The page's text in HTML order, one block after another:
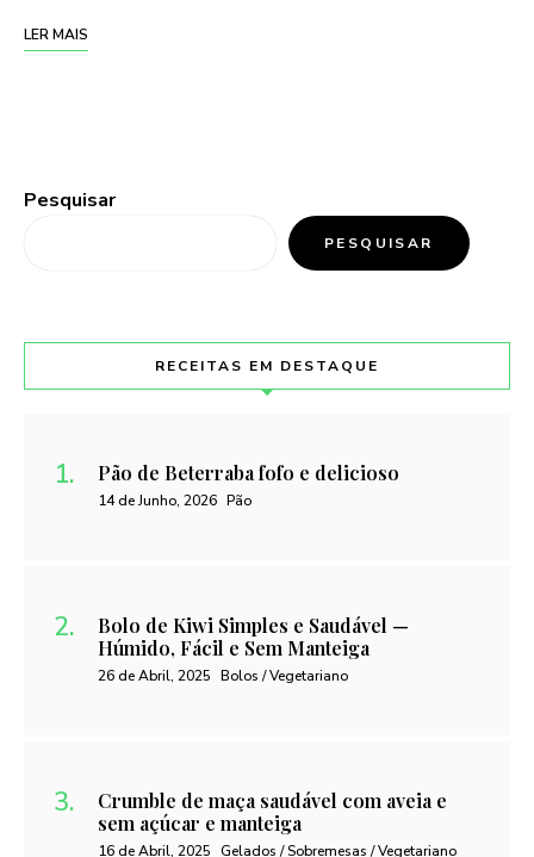
LER MAIS
Pesquisar
PESQUISAR
RECEITAS EM DESTAQUE
Pão de Beterraba fofo e delicioso
14 de Junho, 2026 Pão
Bolo de Kiwi Simples e Saudável —
Húmido, Fácil e Sem Manteiga
26 de Abril, 2025 Bolos / Vegetariano
Crumble de maça saudável com aveia e
sem açúcar e manteiga
16 de Abril, 2025 Gelados / Sobremesas / Vegetariano